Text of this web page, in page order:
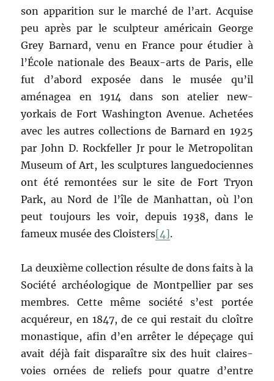
son apparition sur le marché de l’art. Acquise
peu après par le sculpteur américain George
Grey Barnard, venu en France pour étudier à
l’École nationale des Beaux-arts de Paris, elle
fut d’abord exposée dans le musée qu’il
aménagea en 1914 dans son atelier new-
yorkais de Fort Washington Avenue. Achetées
avec les autres collections de Barnard en 1925
par John D. Rockfeller Jr pour le Metropolitan
Museum of Art, les sculptures languedociennes
ont été remontées sur le site de Fort Tryon
Park, au Nord de l’île de Manhattan, où l’on
peut toujours les voir, depuis 1938, dans le
fameux musée des Cloisters[4].
La deuxième collection résulte de dons faits à la
Société archéologique de Montpellier par ses
membres. Cette même société s’est portée
acquéreur, en 1847, de ce qui restait du cloître
monastique, afin d’en arrêter le dépeçage qui
avait déjà fait disparaître six des huit claires-
voies ornées de reliefs pour quatre d’entre